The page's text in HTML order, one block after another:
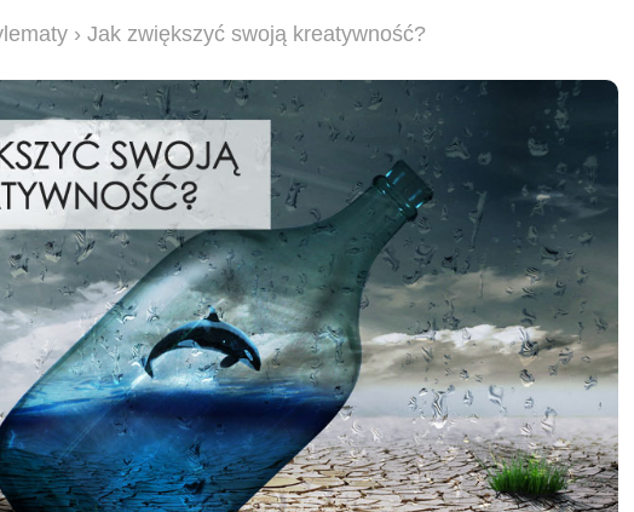
› Jak zwiększyć swoją kreatywność?